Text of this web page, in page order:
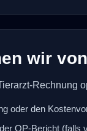
wir
Rechnung
oder den
OP-Bericht (falls